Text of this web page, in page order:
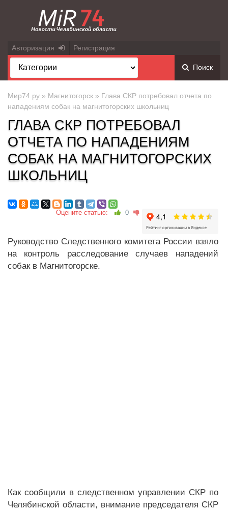
Авторизация Регистрация
Поиск
Мир74.ру » Магнитогорск » Глава СКР потребовал отчета по
нападениям собак на магнитогорских школьниц
ГЛАВА СКР ПОТРЕБОВАЛ
ОТЧЕТА ПО НАПАДЕНИЯМ
СОБАК НА МАГНИТОГОРСКИХ
ШКОЛЬНИЦ
Оцените статью: 0
Руководство Следственного комитета России взяло
на контроль расследование случаев нападений
собак в Магнитогорске.
Как сообщили в следственном управлении СКР по
Челябинской области, внимание председателя СКР